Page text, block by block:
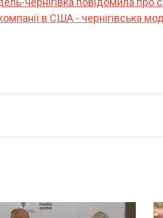
в США - чернігівська